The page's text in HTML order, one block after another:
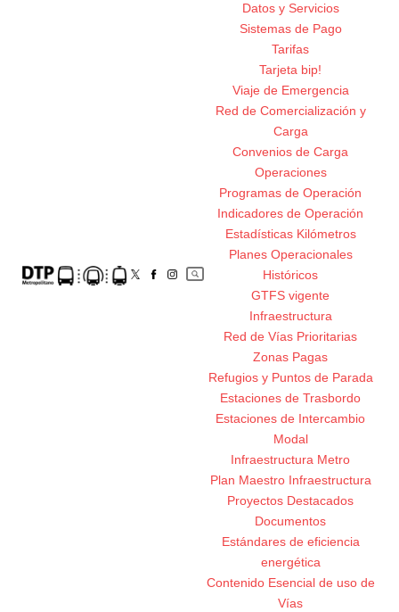
Datos y Servicios
Sistemas de Pago
Tarifas
Tarjeta bip!
Viaje de Emergencia
Red de Comercialización y
Carga
Convenios de Carga
Operaciones
Programas de Operación
Indicadores de Operación
Estadísticas Kilómetros
Planes Operacionales
Históricos
GTFS vigente
Infraestructura
Red de Vías Prioritarias
Zonas Pagas
Refugios y Puntos de Parada
Estaciones de Trasbordo
Estaciones de Intercambio
Modal
Infraestructura Metro
Plan Maestro Infraestructura
Proyectos Destacados
Documentos
Estándares de eficiencia
energética
Contenido Esencial de uso de
Vías